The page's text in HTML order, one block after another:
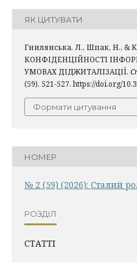
ЯК ЦИТУВАТИ
Гнилянська, Л., Шпак, Н., &
КОНФІДЕНЦІЙНОСТІ
УМОВАХ ДІДЖИТАЛІЗАЦІЇ.
(59), 521-527. https://doi.org/
Формати цитування
НОМЕР
№ 2 (59) (2026): Сталий
РОЗДІЛ
СТАТТІ